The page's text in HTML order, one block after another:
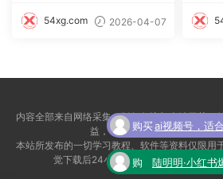
54xg.com 2026-04-07
益
内容全部来自网络采集，版权争议与本站无关，
益，请联系我们
本站所发布的一切学习教程、软件等资料仅限用
觉下载后24小时内删除，如果您喜欢该
购买
了
ai视频号，适
益，轻松日入
购
陆明明·小红